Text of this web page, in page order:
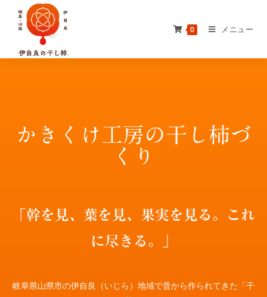
0 メニュー
かきくけ工房の干し柿づ
くり
「幹を見、葉を見、果実を見る。これ
に尽きる。」
岐阜県山県市の伊自良（いじら）地域で昔から作られてきた「干